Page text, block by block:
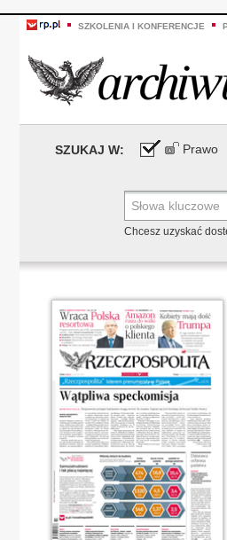
SZKOLENIA I KONFERENCJE
SZUKAJ W: Prawo
Chcesz uzyskać